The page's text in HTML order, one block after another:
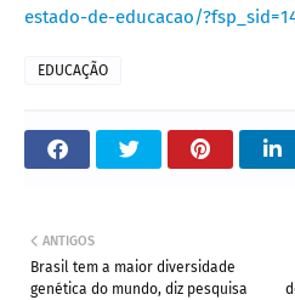
estado-de-educacao/
EDUCAÇÃO
ANTIGOS
Brasil tem a maior diversidade
genética do mundo, diz pesquisa